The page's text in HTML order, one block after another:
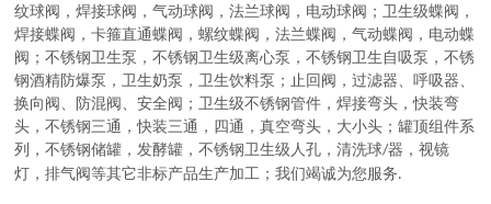
纹球阀，焊接球阀，气动球阀，法兰球阀，电动球阀 ；卫生级蝶阀 ，
焊接蝶阀，卡箍直通蝶阀，螺纹蝶阀，法兰蝶阀，气动蝶阀，电动蝶
阀 ；不锈钢卫生泵 ，不锈钢卫生级离心泵，不锈钢卫生自吸泵，不锈
钢酒精防爆泵，卫生奶泵，卫生饮料泵 ； 止回阀，过滤器、呼吸器、
换向阀、防混阀、安全阀 ；卫生级不锈钢管件 ，焊接弯头，快装弯
头，不锈钢三通，快装三通，四通，真空弯头，大小头 ；罐顶组件系
列 ，不锈钢储罐，发酵罐，不锈钢卫生级人孔，清洗球/器，视镜
灯，排气阀等其它非标产品生产加工 ；我们竭诚为您服务.